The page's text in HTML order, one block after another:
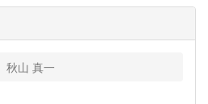
秋山 真一